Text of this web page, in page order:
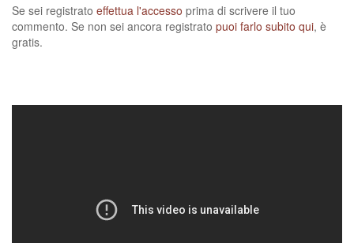
Se sei registrato effettua l'accesso prima di scrivere il tuo
commento. Se non sei ancora registrato puoi farlo subito qui, è
gratis.